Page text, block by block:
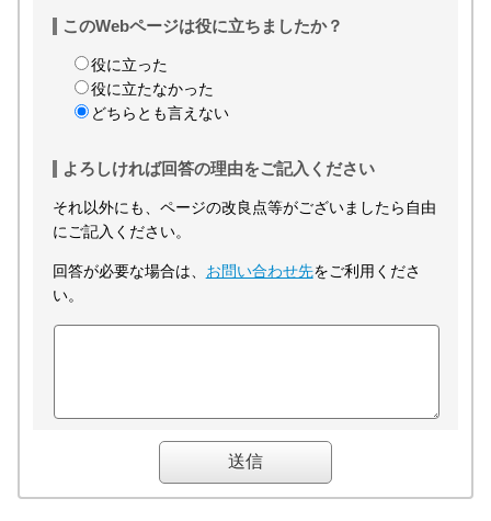
このWebページは役に立ちましたか？
役に立った
役に立たなかった
どちらとも言えない
よろしければ回答の理由をご記入ください
それ以外にも、ページの改良点等がございましたら自由
にご記入ください。
回答が必要な場合は、 お問い合わせ先をご利用くださ
い。